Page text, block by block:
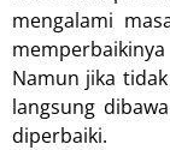
mengalami
Namun jika
langsung
diperbaiki.